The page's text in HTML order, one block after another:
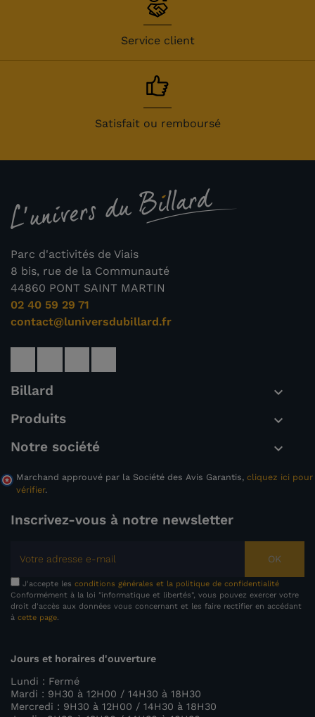
Service client
Satisfait ou remboursé
Parc d'activités de Viais
8 bis, rue de la Communauté
44860 PONT SAINT MARTIN
02 40 59 29 71
contact@luniversdubillard.fr
Billard 
Produits 
Notre société 
Marchand approuvé par la Société des Avis Garantis, cliquez ici pour
vérifier.
Inscrivez-vous à notre newsletter
OK
J'accepte les conditions générales et la politique de confidentialité
Conformément à la loi "informatique et libertés", vous pouvez exercer votre
droit d'accès aux données vous concernant et les faire rectifier en accédant
à cette page.
Jours et horaires d'ouverture
Lundi : Fermé
Mardi : 9H30 à 12H00 / 14H30 à 18H30
Mercredi : 9H30 à 12H00 / 14H30 à 18H30